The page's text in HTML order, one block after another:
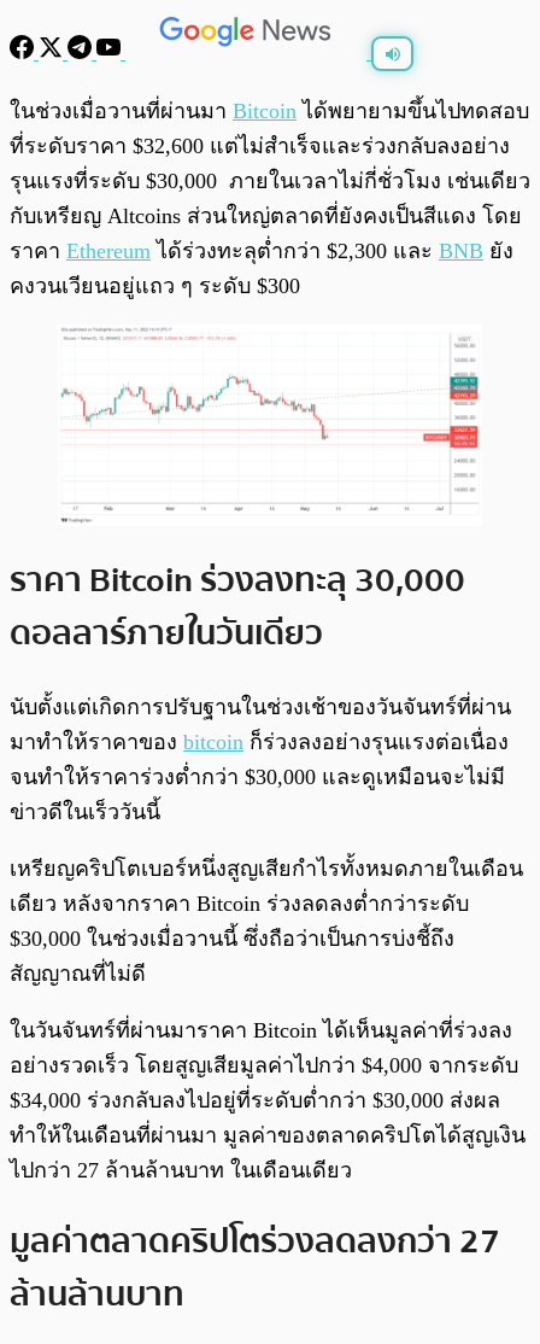
พร้อมเล่น 0:00 /
ในช่วงเมื่อวานที่ผ่านมา Bitcoin ได้พยายามขึ้นไปทดสอบ
ที่ระดับราคา $32,600 แต่ไม่สำเร็จและร่วงกลับลงอย่าง
รุนแรงที่ระดับ $30,000 ภายในเวลาไม่กี่ชั่วโมง เช่นเดียว
กับเหรียญ Altcoins ส่วนใหญ่ตลาดที่ยังคงเป็นสีแดง โดย
ราคา Ethereum ได้ร่วงทะลุต่ำกว่า $2,300 และ BNB ยัง
คงวนเวียนอยู่แถว ๆ ระดับ $300
ราคา Bitcoin ร่วงลงทะลุ 30,000
ดอลลาร์ภายในวันเดียว
นับตั้งแต่เกิดการปรับฐานในช่วงเช้าของวันจันทร์ที่ผ่าน
มาทำให้ราคาของ bitcoin ก็ร่วงลงอย่างรุนแรงต่อเนื่อง
จนทำให้ราคาร่วงต่ำกว่า $30,000 และดูเหมือนจะไม่มี
ข่าวดีในเร็ววันนี้
เหรียญคริปโตเบอร์หนึ่งสูญเสียกำไรทั้งหมดภายในเดือน
เดียว หลังจากราคา Bitcoin ร่วงลดลงต่ำกว่าระดับ
$30,000 ในช่วงเมื่อวานนี้ ซึ่งถือว่าเป็นการบ่งชี้ถึง
สัญญาณที่ไม่ดี
ในวันจันทร์ที่ผ่านมาราคา Bitcoin ได้เห็นมูลค่าที่ร่วงลง
อย่างรวดเร็ว โดยสูญเสียมูลค่าไปกว่า $4,000 จากระดับ
$34,000 ร่วงกลับลงไปอยู่ที่ระดับต่ำกว่า $30,000 ส่งผล
ทำให้ในเดือนที่ผ่านมา มูลค่าของตลาดคริปโตได้สูญเงิน
ไปกว่า 27 ล้านล้านบาท ในเดือนเดียว
มูลค่าตลาดคริปโตร่วงลดลงกว่า 27
ล้านล้านบาท